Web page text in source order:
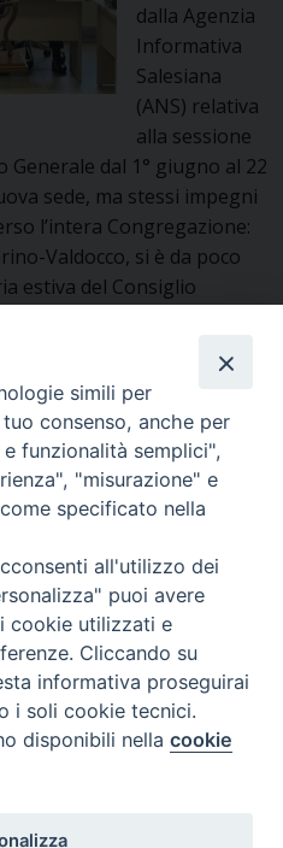
dalla Agenzia
Informativa
Salesiana
(ANS) relativa
alla sessione
Generale dal 1° giugno al 22
sede, ma stessi impegni
l’intera Congregazione:
Valdocco, si è da poco
estiva del Consiglio
Paolo”
simili per
consenso, anche per
funzionalità semplici",
"misurazione" e
specificato nella
all'utilizzo dei
puoi avere
cookie utilizzati e
Cliccando su
informativa proseguirai
i soli cookie tecnici.
disponibili nellacookie